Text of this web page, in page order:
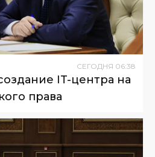
СЕГОДНЯ 06:38
IT-центра на
права